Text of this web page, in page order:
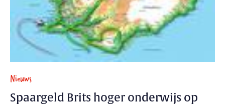
Nieuws
Spaargeld Brits hoger onderwijs op